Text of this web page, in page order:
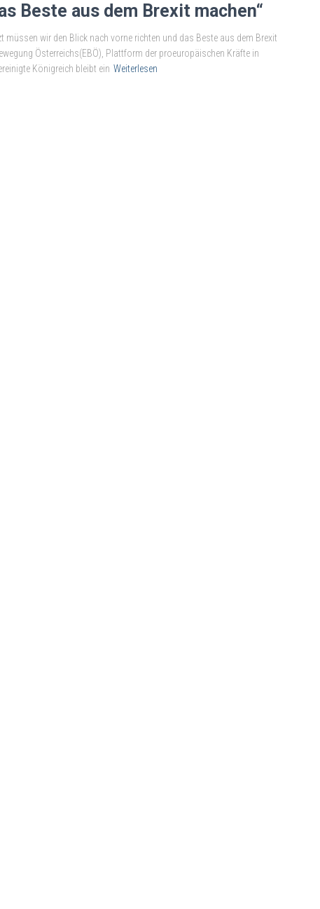
Beste aus dem Brexit machen“
müssen wir den Blick nach vorne richten und das Beste aus dem Brexit
Österreichs(EBÖ), Plattform der proeuropäischen Kräfte in
Königreich bleibt ein Weiterlesen